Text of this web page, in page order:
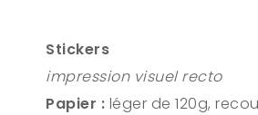
Stickers
impression visuel recto
Papier : léger de 120g,